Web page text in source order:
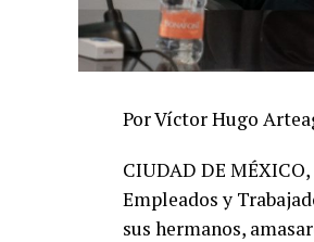
Por Víctor Hugo
CIUDAD DE
Empleados y
sus hermanos,